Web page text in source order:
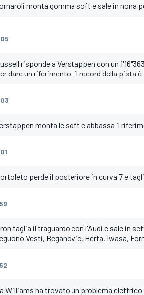
monta gomma soft e sale in nona
risponde a Verstappen con un 1'16"363.
dare un riferimento, il record della pista è
monta le soft e abbassa il
perde il posteriore in curva 7 e
taglia il traguardo con l'Audi e sale in
Vesti, Beganovic, Herta, Iwasa,
Williams ha trovato un problema